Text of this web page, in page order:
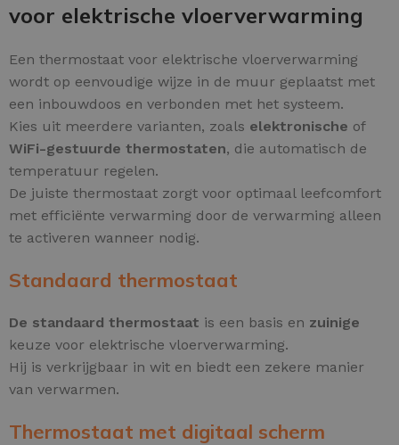
voor elektrische vloerverwarming
Een thermostaat voor elektrische vloerverwarming
wordt op eenvoudige wijze in de muur geplaatst met
een inbouwdoos en verbonden met het systeem.
Kies uit meerdere varianten, zoals elektronische of
WiFi-gestuurde thermostaten, die automatisch de
temperatuur regelen.
De juiste thermostaat zorgt voor optimaal leefcomfort
met efficiënte verwarming door de verwarming alleen
te activeren wanneer nodig.
Standaard thermostaat
De standaard thermostaat is een basis en zuinige
keuze voor elektrische vloerverwarming.
Hij is verkrijgbaar in wit en biedt een zekere manier
van verwarmen.
Thermostaat met digitaal scherm